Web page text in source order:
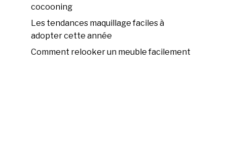
cocooning
Les tendances maquillage faciles à
adopter cette année
Comment relooker un meuble facilement